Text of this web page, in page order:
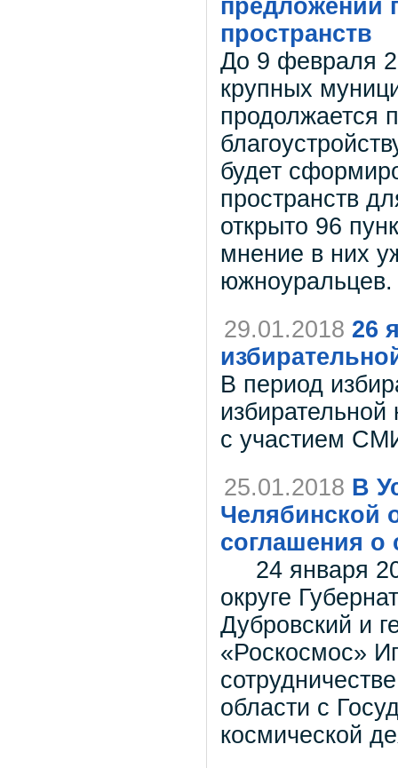
предложений
пространств
До 9 февраля
крупных
продолжается
будет
пространств
открыто 96
мнение в них
южноуральцев.
29.01.2018 26
В период
с участием
25.01.2018 В
Челябинской
соглашения о
24 января
округе
Дубровский и
«Роскосмос»
области с
космической